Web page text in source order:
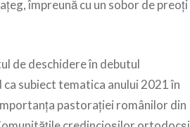
împreună cu un sobor de preoți
de deschidere în debutul
subiect tematica anului 2021 în
pastorației românilor din